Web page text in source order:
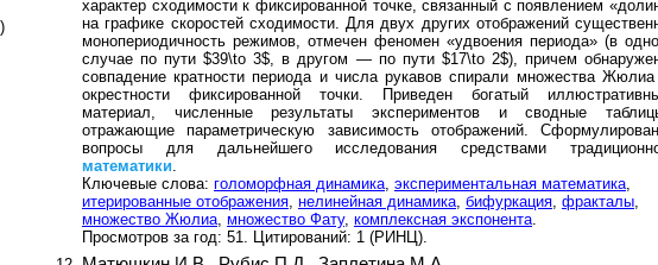
характер сходимости к фиксированной точке, связанный с появлением
на графике скоростей сходимости. Для двух других отображений
монопериодичность режимов, отмечен феномен «удвоения периода» (в
случае по пути $39\to 3$, в другом — по пути $17\to 2$), причем
совпадение кратности периода и числа рукавов спирали множества
окрестности фиксированной точки. Приведен богатый
материал, численные результаты экспериментов и сводные
отражающие параметрическую зависимость отображений.
вопросы для дальнейшего исследования средствами
математики.
Ключевые слова: голоморфная динамика, экспериментальная математика,
итерированные отображения, нелинейная динамика, бифуркация, фракталы,
множество Жюлиа, множество Фату, комплексная экспонента.
Просмотров за год: 51. Цитирований: 1 (РИНЦ).